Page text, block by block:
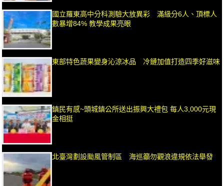
國立羅東高中分科測驗大放異彩 滿級分6人、頂標人
數暴增84% 教學成果亮眼
東部特色蔬果變身沁涼冰品 冷鏈加值打造四季好滋味
鎮民有感~頭城鎮公所送出振興大禮包 每人3,000元現
金相挺
北臺灣劃設颱風管制區 海巡籲勿觀浪違規依法舉發